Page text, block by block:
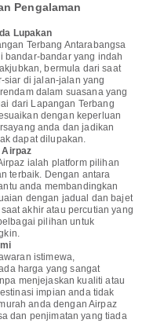
Pengalaman
Lupakan
Terbang Antarabangsa
bandar-bandar yang indah
bermula dari saat
siar di jalan-jalan yang
dalam suasana yang
dari Lapangan Terbang
dengan keperluan
anda dan jadikan
dapat dilupakan.
Airpaz
ialah platform pilihan
terbaik. Dengan antara
anda membandingkan
dengan jadual dan bajet
akhir atau percutian yang
pilihan untuk
istimewa,
harga yang sangat
menjejaskan kualiti atau
impian anda tidak
anda dengan Airpaz
dan penjimatan yang tiada